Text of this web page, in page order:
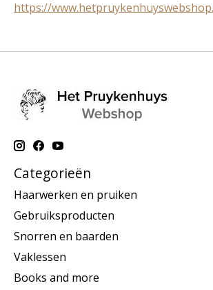
https://
Categorieën
Haarwerken en pruiken
Gebruiksproducten
Snorren en baarden
Vaklessen
Books and more